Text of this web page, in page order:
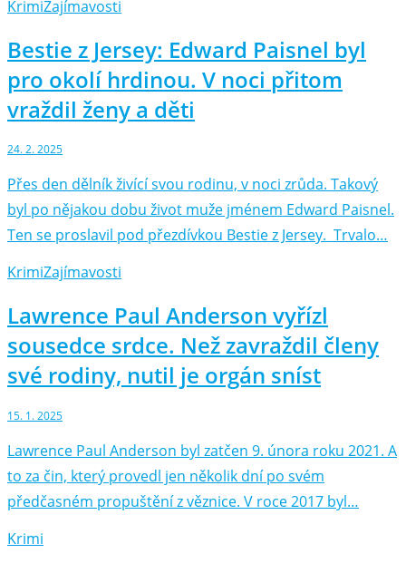
KrimiZajímavosti
Bestie z Jersey: Edward Paisnel byl
pro okolí hrdinou. V noci přitom
vraždil ženy a děti
24. 2. 2025
Přes den dělník živící svou rodinu, v noci zrůda. Takový
byl po nějakou dobu život muže jménem Edward Paisnel.
Ten se proslavil pod přezdívkou Bestie z Jersey. Trvalo…
KrimiZajímavosti
Lawrence Paul Anderson vyřízl
sousedce srdce. Než zavraždil členy
své rodiny, nutil je orgán sníst
15. 1. 2025
Lawrence Paul Anderson byl zatčen 9. února roku 2021. A
to za čin, který provedl jen několik dní po svém
předčasném propuštění z věznice. V roce 2017 byl…
Krimi